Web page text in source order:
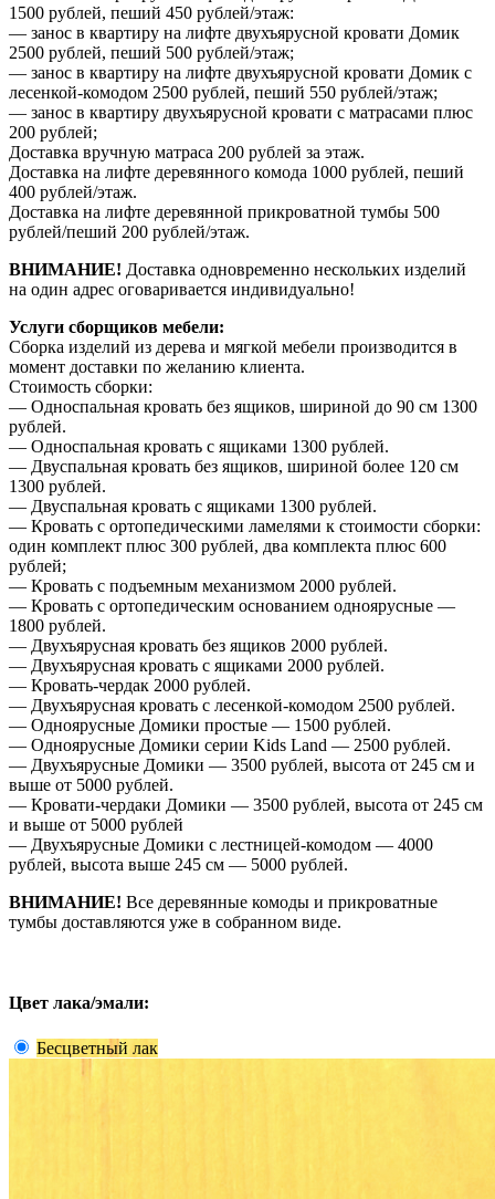
1500 рублей, пеший 450 рублей/этаж:
— занос в квартиру на лифте двухъярусной кровати Домик
2500 рублей, пеший 500 рублей/этаж;
— занос в квартиру на лифте двухъярусной кровати Домик с
лесенкой-комодом 2500 рублей, пеший 550 рублей/этаж;
— занос в квартиру двухъярусной кровати с матрасами плюс
200 рублей;
Доставка вручную матраса 200 рублей за этаж.
Доставка на лифте деревянного комода 1000 рублей, пеший
400 рублей/этаж.
Доставка на лифте деревянной прикроватной тумбы 500
рублей/пеший 200 рублей/этаж.
ВНИМАНИЕ! Доставка одновременно нескольких изделий
на один адрес оговаривается индивидуально!
Услуги сборщиков мебели:
Сборка изделий из дерева и мягкой мебели производится в
момент доставки по желанию клиента.
Стоимость сборки:
— Односпальная кровать без ящиков, шириной до 90 см 1300
рублей.
— Односпальная кровать с ящиками 1300 рублей.
— Двуспальная кровать без ящиков, шириной более 120 см
1300 рублей.
— Двуспальная кровать с ящиками 1300 рублей.
— Кровать с ортопедическими ламелями к стоимости сборки:
один комплект плюс 300 рублей, два комплекта плюс 600
рублей;
— Кровать с подъемным механизмом 2000 рублей.
— Кровать с ортопедическим основанием одноярусные —
1800 рублей.
— Двухъярусная кровать без ящиков 2000 рублей.
— Двухъярусная кровать с ящиками 2000 рублей.
— Кровать-чердак 2000 рублей.
— Двухъярусная кровать с лесенкой-комодом 2500 рублей.
— Одноярусные Домики простые — 1500 рублей.
— Одноярусные Домики серии Kids Land — 2500 рублей.
— Двухъярусные Домики — 3500 рублей, высота от 245 см и
выше от 5000 рублей.
— Кровати-чердаки Домики — 3500 рублей, высота от 245 см
и выше от 5000 рублей
— Двухъярусные Домики с лестницей-комодом — 4000
рублей, высота выше 245 см — 5000 рублей.
ВНИМАНИЕ! Все деревянные комоды и прикроватные
тумбы доставляются уже в собранном виде.
Цвет лака/эмали:
Бесцветный лак